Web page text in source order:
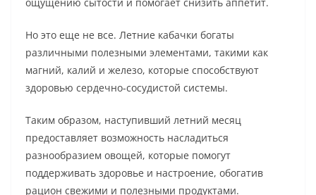
Но это еще не все. Летние кабачки богаты
различными полезными элементами, такими как
магний, калий и железо, которые способствуют
здоровью сердечно-сосудистой системы.
Таким образом, наступивший летний месяц
предоставляет возможность насладиться
разнообразием овощей, которые помогут
поддерживать здоровье и настроение, обогатив
рацион свежими и полезными продуктами.